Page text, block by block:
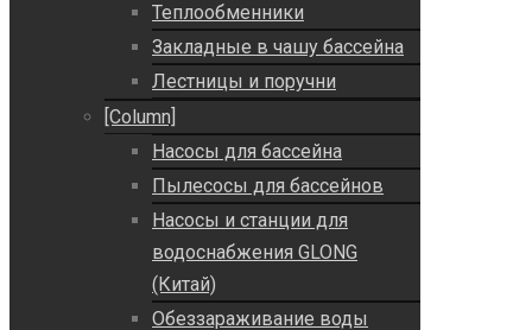
Теплообменники
Закладные в чашу бассейна
Лестницы и поручни
[Column]
Насосы для бассейна
Пылесосы для бассейнов
Насосы и станции для
водоснабжения GLONG
(Китай)
Обеззараживание воды